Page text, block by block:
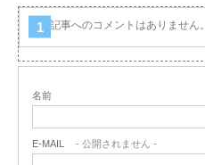
この記事へのコメントはありません。
名前
E-MAIL - 公開されません -